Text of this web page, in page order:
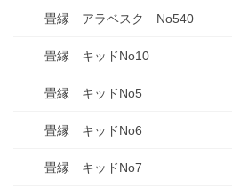
畳縁 アラベスク No540
畳縁 キッドNo10
畳縁 キッドNo5
畳縁 キッドNo6
畳縁 キッドNo7